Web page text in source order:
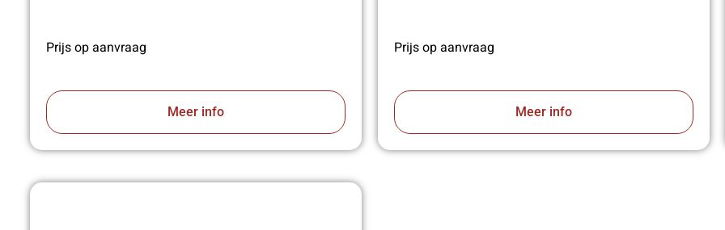
Prijs op aanvraag
Meer info
Prijs op aanvraag
Meer info